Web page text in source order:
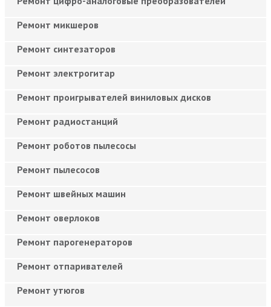
Ремонт микшеров
Ремонт синтезаторов
Ремонт электрогитар
Ремонт проигрывателей виниловых дисков
Ремонт радиостанций
Ремонт роботов пылесосы
Ремонт пылесосов
Ремонт швейных машин
Ремонт оверлоков
Ремонт парогенераторов
Ремонт отпаривателей
Ремонт утюгов